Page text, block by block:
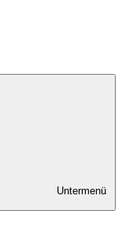
Untermenü